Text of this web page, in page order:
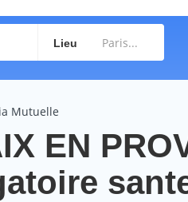
Lieu
Mutuelle
EN